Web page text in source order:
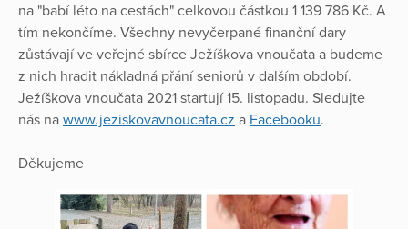
na "babí léto na cestách" celkovou částkou 1 139 786 Kč. A
tím nekončíme. Všechny nevyčerpané finanční dary
zůstávají ve veřejné sbírce Ježíškova vnoučata a budeme
z nich hradit nákladná přání seniorů v dalším období.
Ježíškova vnoučata 2021 startují 15. listopadu. Sledujte
nás na www.jeziskovavnoucata.cz a Facebooku.
Děkujeme